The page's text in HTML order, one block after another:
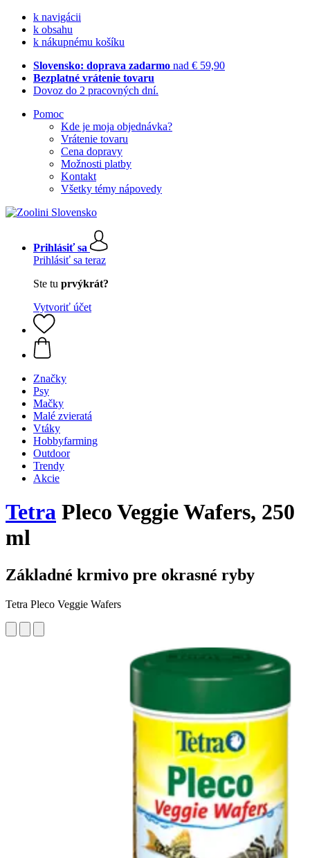
k navigácii
k obsahu
k nákupnému košíku
Slovensko: doprava zadarmo nad € 59,90
Bezplatné vrátenie tovaru
Dovoz do 2 pracovných dní.
Pomoc
Kde je moja objednávka?
Vrátenie tovaru
Cena dopravy
Možnosti platby
Kontakt
Všetky témy nápovedy
Prihlásiť sa
Prihlásiť sa teraz
Ste tu prvýkrát?
Vytvoriť účet
Značky
Psy
Mačky
Malé zvieratá
Vtáky
Hobbyfarming
Outdoor
Trendy
Akcie
Tetra Pleco Veggie Wafers, 250
ml
Základné krmivo pre okrasné ryby
Tetra Pleco Veggie Wafers